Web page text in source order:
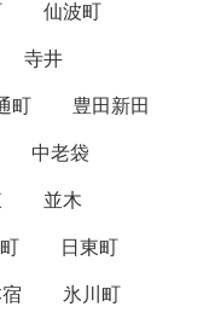
仙波町
寺井
町
豊田新田
中老袋
並木
日東町
氷川町